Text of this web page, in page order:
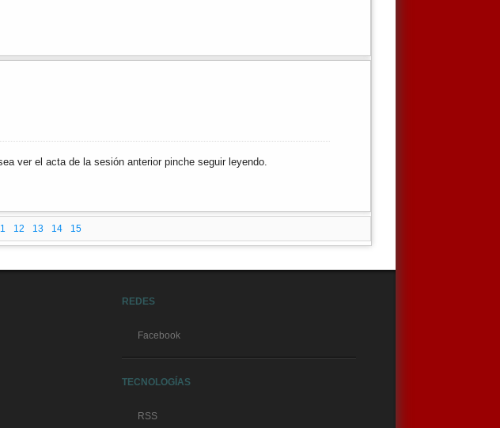
ver el acta de la sesión anterior pinche seguir leyendo.
12 13 14 15
REDES
Facebook
TECNOLOGÍAS
RSS